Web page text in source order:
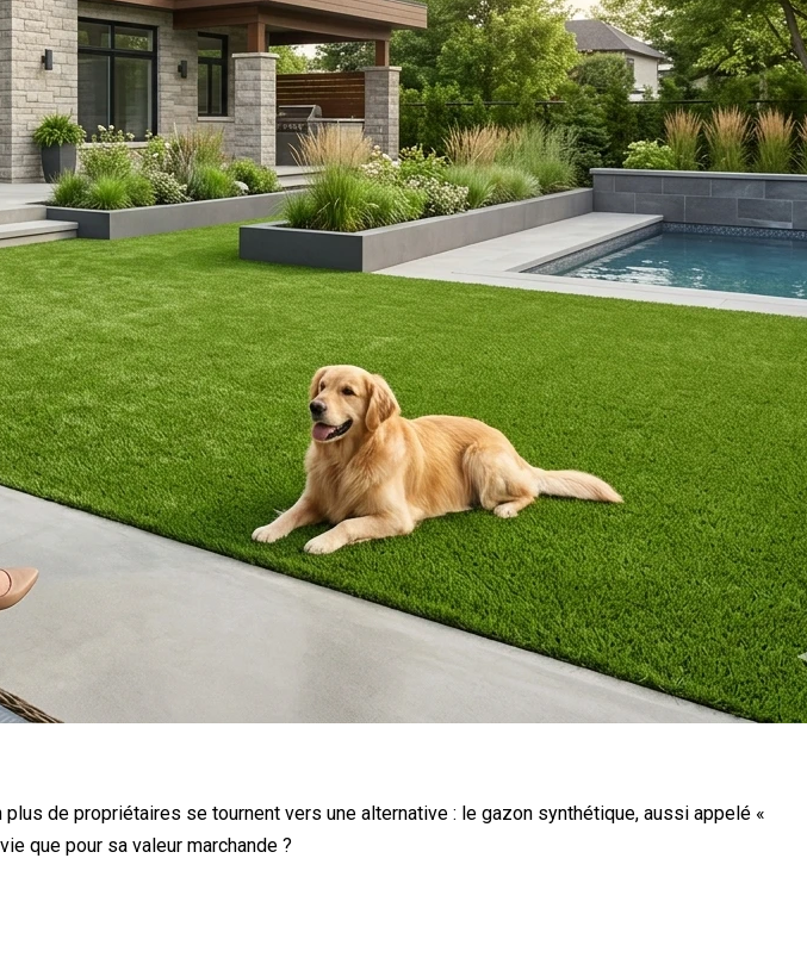
de propriétaires se tournent vers une alternative : le gazon synthétique, aussi appelé «
que pour sa valeur marchande ?